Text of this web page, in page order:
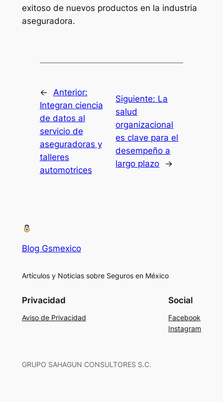
exitoso de nuevos productos en la industria
aseguradora.
←
Anterior:
Integran ciencia
de datos al
servicio de
aseguradoras y
talleres
automotrices
Siguiente: La
salud
organizacional
es clave para el
desempeño a
largo plazo
→
Blog Gsmexico
Artículos y Noticias sobre Seguros en México
Privacidad
Aviso de Privacidad
Social
Facebook
Instagram
GRUPO SAHAGUN CONSULTORES S.C.